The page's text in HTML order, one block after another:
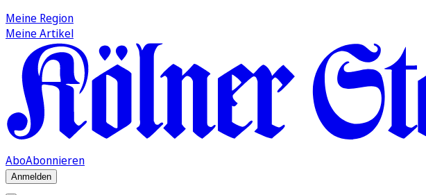
Meine Region
Meine Artikel
AboAbonnieren
Anmelden